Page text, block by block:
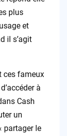
plus
et
il s’agit
ces fameux
à
Cash
un
partager le